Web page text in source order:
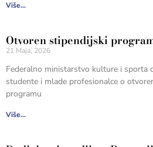
Više...
Otvoren stipendijski
21 Maja, 2026
Federalno ministarstvo kulture i sporta
studente i mlade profesionalce o
programu
Više...